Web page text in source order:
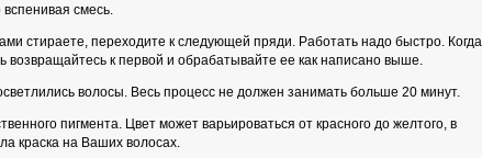
смесь.
стираете, переходите к следующей пряди. Работать надо быстро. Когда
к первой и обрабатывайте ее как написано выше.
волосы. Весь процесс не должен занимать больше 20 минут.
пигмента. Цвет может варьироваться от красного до желтого, в
краска на Ваших волосах.